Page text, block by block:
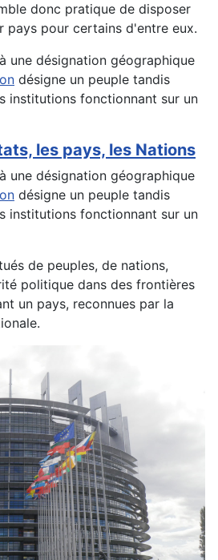
donc pratique de disposer
pays pour certains d'entre eux.
une désignation géographique
désigne un peuple tandis
institutions fonctionnant sur un
les pays, les Nations
une désignation géographique
désigne un peuple tandis
institutions fonctionnant sur un
de peuples, de nations,
politique dans des frontières
un pays, reconnues par la